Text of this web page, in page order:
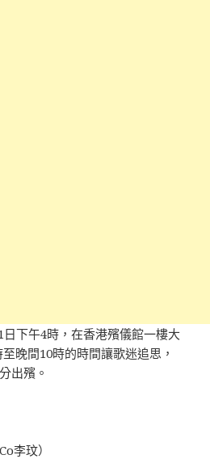
下午4時，在香港殯儀館一樓大
晚間10時的時間讓歌迷追思，
出殯。
李玟）